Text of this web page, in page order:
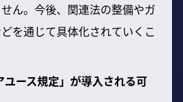
ん。今後、関連法の整備やガ
を通じて具体化されていくこ
ース規定」が導入される可